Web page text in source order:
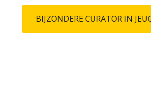
BIJZONDERE CURATOR IN